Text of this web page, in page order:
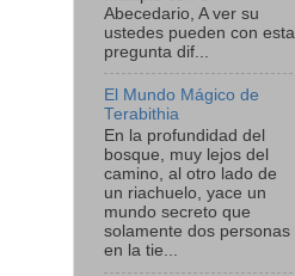
Abecedario, A ver su
ustedes pueden con esta
pregunta dif...
El Mundo Mágico de
Terabithia
En la profundidad del
bosque, muy lejos del
camino, al otro lado de
un riachuelo, yace un
mundo secreto que
solamente dos personas
en la tie...